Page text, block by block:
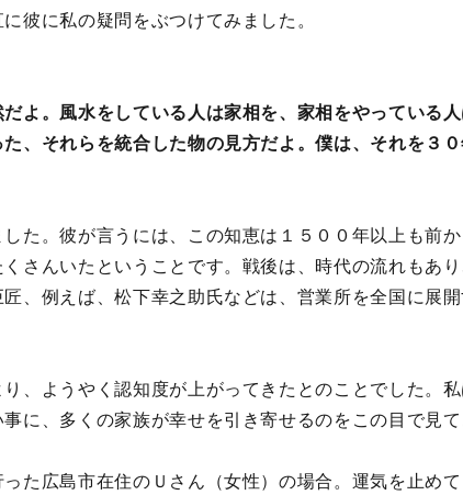
彼に私の疑問をぶつけてみました。
だよ。風水をしている人は家相を、家相をやってい
、それらを統合した物の見方だよ。僕は、それを３０
た。彼が言うには、この知恵は１５００年以上も前
さんいたということです。戦後は、時代の流れもあ
、例えば、松下幸之助氏などは、営業所を全国に展
、ようやく認知度が上がってきたとのことでした。
に、多くの家族が幸せを引き寄せるのをこの目で見て
た広島市在住のＵさん（女性）の場合。運気を止め